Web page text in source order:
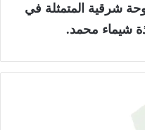
شرقية المتمثلة في
شيماء محمد.